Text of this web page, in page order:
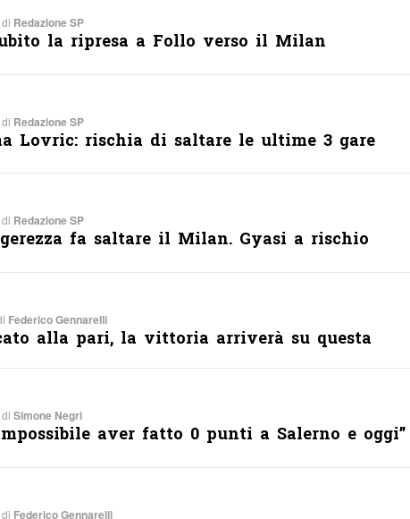
Redazione SP
la ripresa a Follo verso il Milan
Redazione SP
Lovric: rischia di saltare le ultime 3 gare
Redazione SP
fa saltare il Milan. Gyasi a rischio
Federico Gennarelli
alla pari, la vittoria arriverà su questa
Simone Negri
aver fatto 0 punti a Salerno e oggi”
Federico Gennarelli